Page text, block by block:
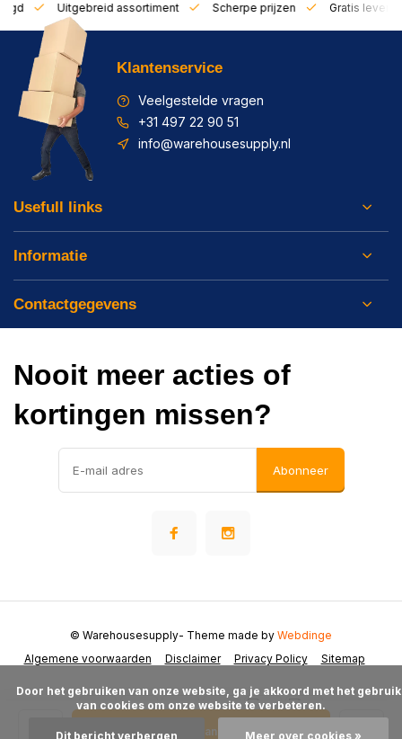
Toevoegen aan winkelwagen
Uitgebreid assortiment Scherpe prijzen Gratis
Klantenservice
Veelgestelde vragen
+31 497 22 90 51
info@warehousesupply.nl
Usefull links
Informatie
Contactgegevens
Nooit meer acties of
kortingen missen?
Abonneer
Algemene voorwaarden Disclaimer Privacy Policy Sitemap
© Warehousesupply- Theme made by Webdinge
van cookies om onze website te verbeteren.
Dit bericht verbergen Meer over cookies »